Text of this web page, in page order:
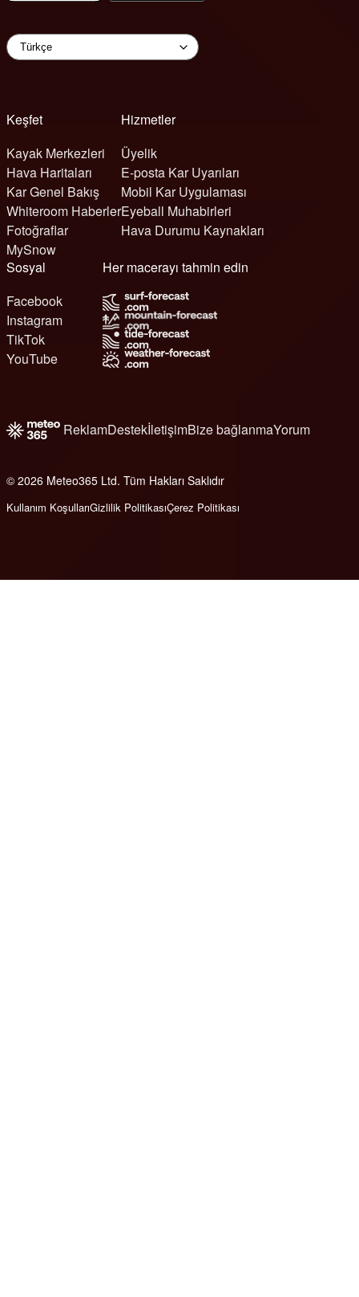
Keşfet
Kayak Merkezleri
Hava Haritaları
Kar Genel Bakış
Whiteroom Haberler
Fotoğraflar
MySnow
Hizmetler
Üyelik
E-posta Kar Uyarıları
Mobil Kar Uygulaması
Eyeball Muhabirleri
Hava Durumu Kaynakları
Sosyal
Facebook
Instagram
TikTok
YouTube
Her macerayı tahmin edin
ReklamDestekİletişimBize bağlanmaYorum
© 2026 Meteo365 Ltd. Tüm Hakları Saklıdır
Kullanım KoşullarıGizlilik PolitikasıÇerez Politikası